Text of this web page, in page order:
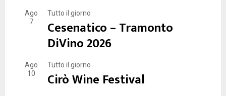
Ago
7
Tutto il giorno
Cesenatico – Tramonto
DiVino 2026
Ago
10
Tutto il giorno
Cirò Wine Festival